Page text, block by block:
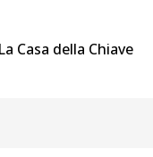
Casa della Chiave